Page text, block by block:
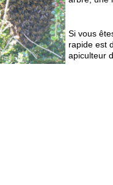
Si vous
rapide est
apiculteur